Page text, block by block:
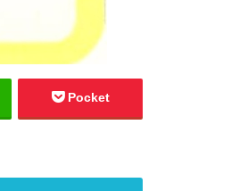
Pocket